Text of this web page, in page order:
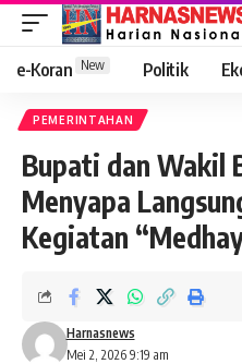
e-Koran New Politik
PEMERINTAHAN
Bupati dan Wakil
Menyapa
Kegiatan
Mei 2, 2026 9:19 am
Harnasnews